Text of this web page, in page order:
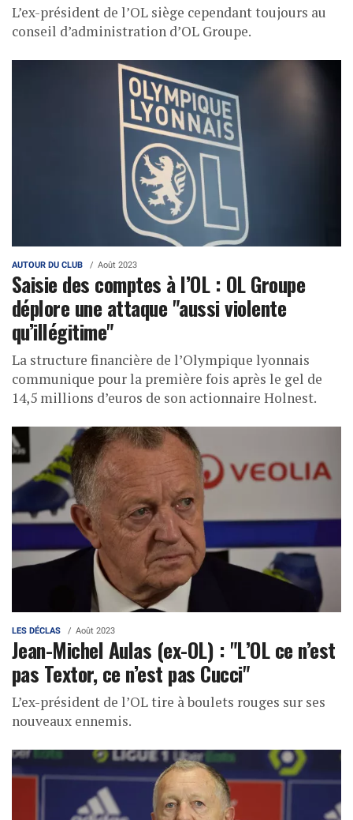
L’ex-président de l’OL siège cependant toujours au
conseil d’administration d’OL Groupe.
AUTOUR DU CLUB Août 2023
Saisie des comptes à l’OL : OL Groupe
déplore une attaque "aussi violente
qu’illégitime"
La structure financière de l’Olympique lyonnais
communique pour la première fois après le gel de
14,5 millions d’euros de son actionnaire Holnest.
LES DÉCLAS Août 2023
Jean-Michel Aulas (ex-OL) : "L’OL ce n’est
pas Textor, ce n’est pas Cucci"
L’ex-président de l’OL tire à boulets rouges sur ses
nouveaux ennemis.